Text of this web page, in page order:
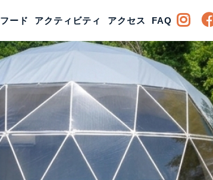
フード アクティビティ アクセス FAQ
テント フード アクティビティ アクセス